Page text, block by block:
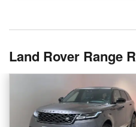
Land Rover Range